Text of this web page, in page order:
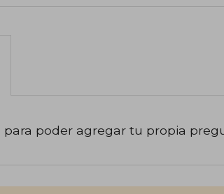
para poder agregar tu propia